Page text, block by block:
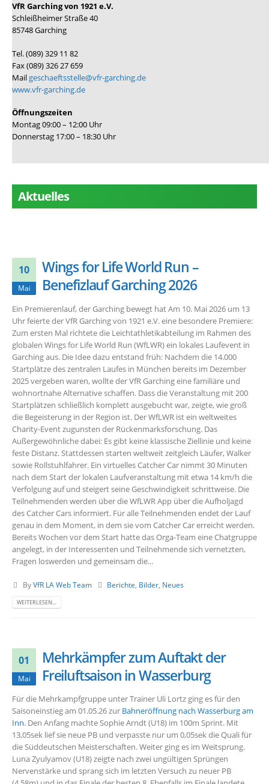
VfR Garching von 1921 e.V.
Schleißheimer Straße 40
85748 Garching
Tel. (089) 329 11 82
Fax (089) 326 27 659
Mailgeschaeftsstelle@vfr-garching.de
www.vfr-garching.de
Öffnungszeiten
Montag 09:00 – 12:00 Uhr
Donnerstag 17:00 – 18:30 Uhr
Aktuelles
10
Mai
Wings for Life World Run –
Benefizlauf Garching 2026
Ein Premierenlauf, der Garching bewegt hat Am 10. Mai 2026 um 13
Uhr feierte der VfR Garching von 1921 e.V. eine besondere Premiere:
Zum ersten Mal richtete die Leichtathletikabteilung im Rahmen des
globalen Wings for Life World Run (WfLWR) ein lokales Laufevent in
Garching aus. Die Idee dazu entstand früh: Nachdem die 14.000
Startplätze des zentralen Laufes in München bereits im Dezember
2025 vergeben waren, wollte der VfR Garching eine familiäre und
wohnortnahe Alternative schaffen. Dass die Veranstaltung mit 200
Startplätzen schließlich komplett ausgebucht war, zeigte, wie groß
die Begeisterung in der Region ist. Der WfLWR ist ein weltweites
Charity-Event zugunsten der Rückenmarksforschung. Das
Außergewöhnliche dabei: Es gibt keine klassische Ziellinie und keine
feste Distanz. Stattdessen starten weltweit zeitgleich Läufer, Walker
sowie Rollstuhlfahrer. Ein virtuelles Catcher Car nimmt 30 Minuten
nach dem Start der lokalen Laufveranstaltung mit etwa 14 km/h die
Verfolgung auf und steigert seine Geschwindigkeit schrittweise. Die
Teilnehmenden werden über die WfLWR App über die Aufholjagd
des Catcher Cars informiert. Für alle Teilnehmenden endet der Lauf
genau in dem Moment, in dem sie vom Catcher Car erreicht werden.
Bereits Wochen vor dem Start hatte das Orga-Team eine Chatgruppe
angelegt, in der Interessenten und Teilnehmende sich vernetzten,
Fragen loswerden und gemeinsam die...
ByVfR LA Web Team Berichte Bilder Neues
WEITERLESEN...
01
Mai
Mehrkämpfer zum Auftakt der
Freiluftsaison in Wasserburg
Für die Mehrkampfgruppe unter Trainer Uli Lortz ging es für den
Saisoneinstieg am 01.05.26 zur Bahneröffnung nach Wasserburg am
Inn. Den Anfang machte Sophie Arndt (U18) im 100m Sprint. Mit
13,05sek lief sie neue PB und verpasste nur um 0,05sek die Quali für
die Süddeutschen Meisterschaften. Weiter ging es im Weitsprung.
Luna Zyulyamov (U18) zeigte nach zwei ungültigen Sprüngen
Nervenstärke und sprang sich im letzten Versuch zu neuer PB